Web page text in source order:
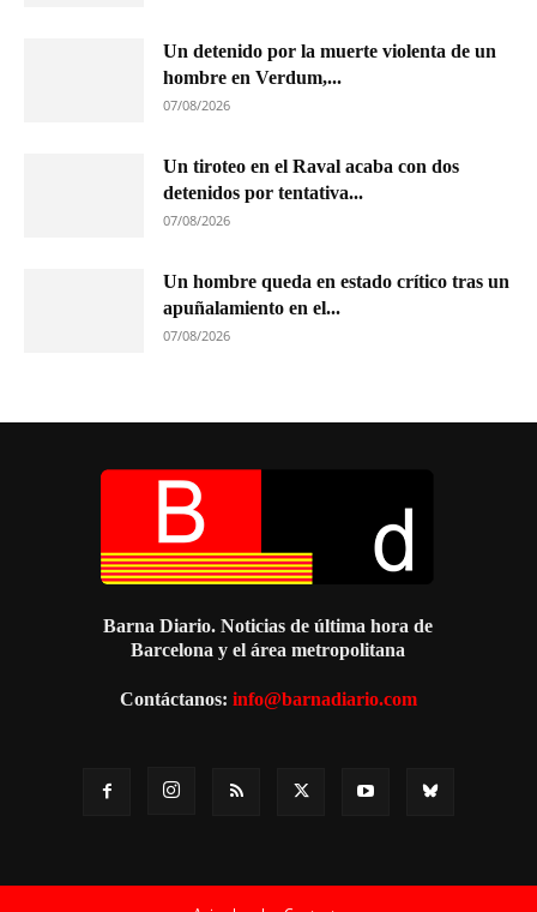
Un detenido por la muerte violenta de un
hombre en Verdum,...
07/08/2026
Un tiroteo en el Raval acaba con dos
detenidos por tentativa...
07/08/2026
Un hombre queda en estado crítico tras un
apuñalamiento en el...
07/08/2026
Barna Diario. Noticias de última hora de
Barcelona y el área metropolitana
Contáctanos: info@barnadiario.com